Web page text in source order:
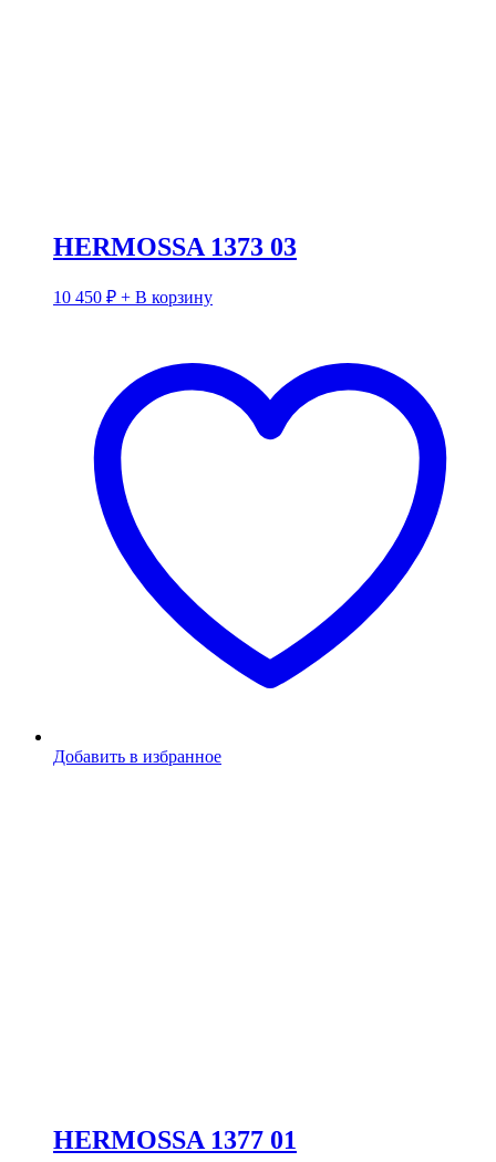
HERMOSSA 1373 03
10 450 ₽ + В корзину
Добавить в избранное
HERMOSSA 1377 01